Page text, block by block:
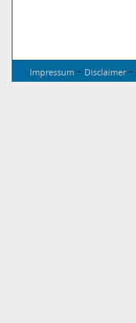
Impressum - Disclaimer-